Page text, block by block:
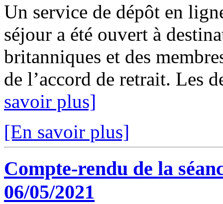
Un service de dépôt en
séjour a été ouvert à
britanniques et des
de l’accord de retrait. Les
savoir plus]
[En savoir plus]
Compte-rendu de la
06/05/2021